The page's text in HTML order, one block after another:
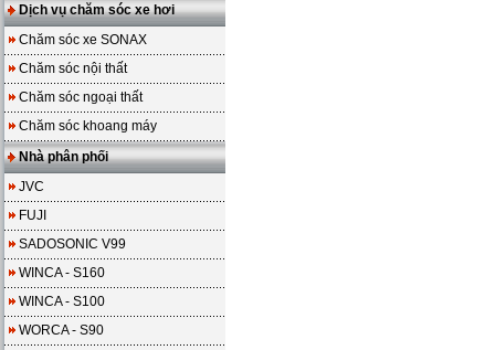
Dịch vụ chăm sóc xe hơi
Chăm sóc xe SONAX
Chăm sóc nội thất
Chăm sóc ngoại thất
Chăm sóc khoang máy
Nhà phân phối
JVC
FUJI
SADOSONIC V99
WINCA - S160
WINCA - S100
WORCA - S90